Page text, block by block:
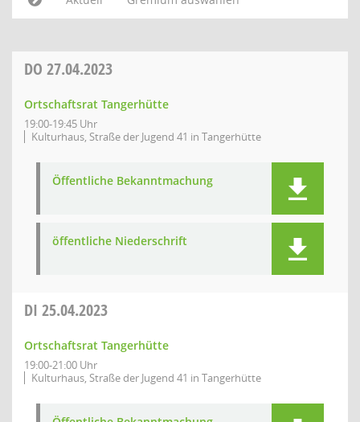
DO 27.04.2023
Ortschaftsrat Tangerhütte
19:00-19:45 Uhr
Kulturhaus, Straße der Jugend 41 in Tangerhütte
Öffentliche Bekanntmachung
öffentliche Niederschrift
DI 25.04.2023
Ortschaftsrat Tangerhütte
19:00-21:00 Uhr
Kulturhaus, Straße der Jugend 41 in Tangerhütte